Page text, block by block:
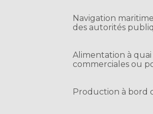
Navigation
des autorités
Alimentation à
commerciales ou
Production à bord